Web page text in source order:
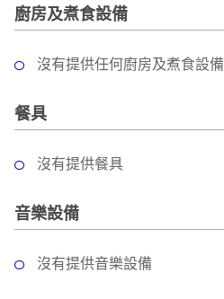
廚房及煮食設備
沒有提供任何廚房及煮食設備
餐具
沒有提供餐具
音樂設備
沒有提供音樂設備